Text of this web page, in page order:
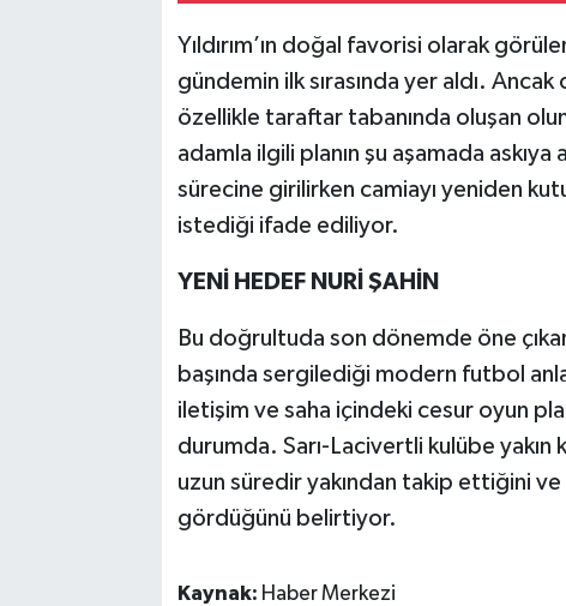
Yıldırım’ın doğal favorisi olarak
gündemin ilk sırasında yer aldı.
özellikle taraftar tabanında oluşan
adamla ilgili planın şu aşamada askıya
sürecine girilirken camiayı yeniden
istediği ifade ediliyor.
YENİ HEDEF NURİ ŞAHİN
Bu doğrultuda son dönemde öne
başında sergilediği modern futbol
iletişim ve saha içindeki cesur oyun
durumda. Sarı-Lacivertli kulübe yakın
uzun süredir yakından takip ettiğini
gördüğünü belirtiyor.
Kaynak: Haber Merkezi